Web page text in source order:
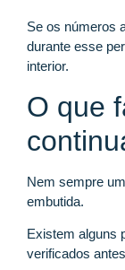
Se os números
durante esse
interior.
O que
Nem sempre
embutida.
Existem alguns
verificados